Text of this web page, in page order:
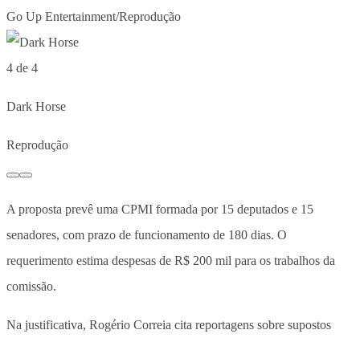
Go Up Entertainment/Reprodução
4 de 4
Dark Horse
Reprodução
A proposta prevê uma CPMI formada por 15 deputados e 15
senadores, com prazo de funcionamento de 180 dias. O
requerimento estima despesas de R$ 200 mil para os trabalhos da
comissão.
Na justificativa, Rogério Correia cita reportagens sobre supostos